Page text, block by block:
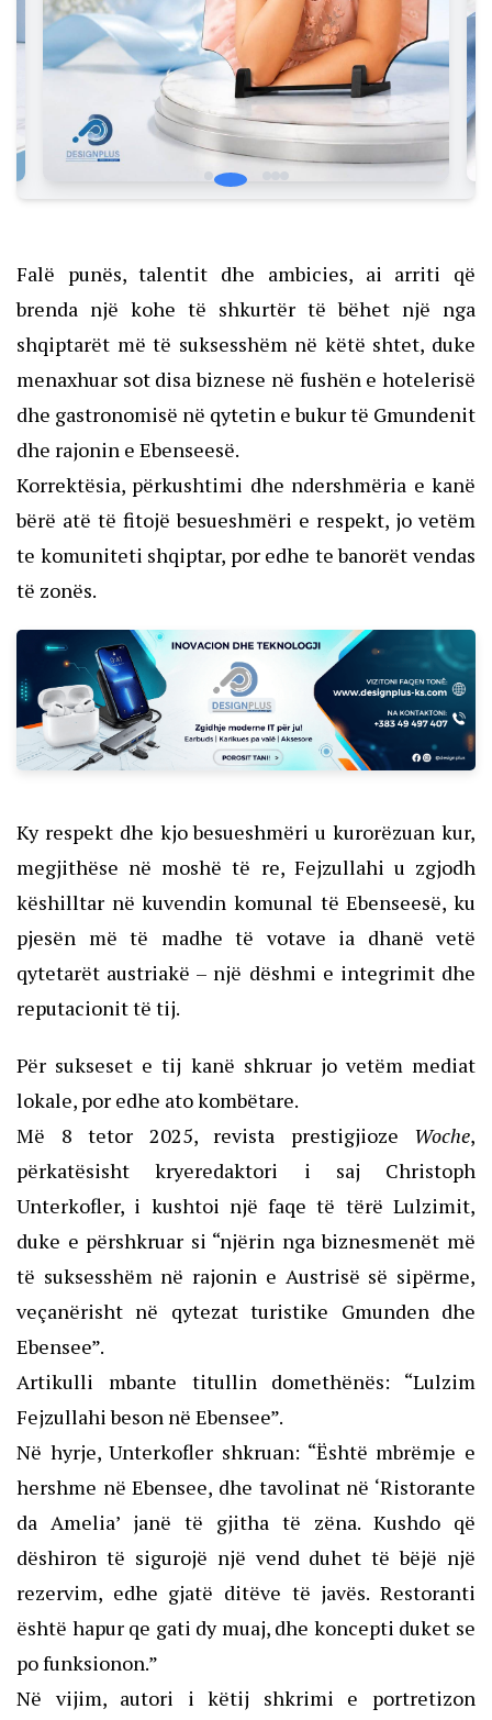
Falë punës, talentit dhe ambicies, ai arriti që
brenda një kohe të shkurtër të bëhet një nga
shqiptarët më të suksesshëm në këtë shtet, duke
menaxhuar sot disa biznese në fushën e hotelerisë
dhe gastronomisë në qytetin e bukur të Gmundenit
dhe rajonin e Ebenseesë.
Korrektësia, përkushtimi dhe ndershmëria e kanë
bërë atë të fitojë besueshmëri e respekt, jo vetëm
te komuniteti shqiptar, por edhe te banorët vendas
të zonës.
Ky respekt dhe kjo besueshmëri u kurorëzuan kur,
megjithëse në moshë të re, Fejzullahi u zgjodh
këshilltar në kuvendin komunal të Ebenseesë, ku
pjesën më të madhe të votave ia dhanë vetë
qytetarët austriakë – një dëshmi e integrimit dhe
reputacionit të tij.
Për sukseset e tij kanë shkruar jo vetëm mediat
lokale, por edhe ato kombëtare.
Më 8 tetor 2025, revista prestigjioze Woche,
përkatësisht kryeredaktori i saj Christoph
Unterkofler, i kushtoi një faqe të tërë Lulzimit,
duke e përshkruar si “njërin nga biznesmenët më
të suksesshëm në rajonin e Austrisë së sipërme,
veçanërisht në qytezat turistike Gmunden dhe
Ebensee”.
Artikulli mbante titullin domethënës: “Lulzim
Fejzullahi beson në Ebensee”.
Në hyrje, Unterkofler shkruan: “Është mbrëmje e
hershme në Ebensee, dhe tavolinat në ‘Ristorante
da Amelia’ janë të gjitha të zëna. Kushdo që
dëshiron të sigurojë një vend duhet të bëjë një
rezervim, edhe gjatë ditëve të javës. Restoranti
është hapur qe gati dy muaj, dhe koncepti duket se
po funksionon.”
Në vijim, autori i këtij shkrimi e portretizon